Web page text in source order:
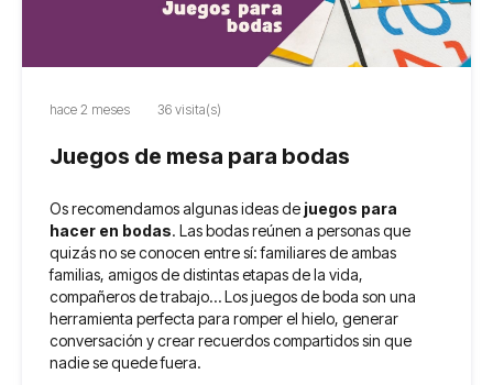
hace 2 meses 36 visita(s)
Juegos de mesa para bodas
Os recomendamos algunas ideas de juegos para
hacer en bodas. Las bodas reúnen a personas que
quizás no se conocen entre sí: familiares de ambas
familias, amigos de distintas etapas de la vida,
compañeros de trabajo… Los juegos de boda son una
herramienta perfecta para romper el hielo, generar
conversación y crear recuerdos compartidos sin que
nadie se quede fuera.